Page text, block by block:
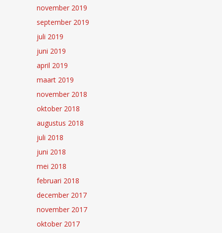
november 2019
september 2019
juli 2019
juni 2019
april 2019
maart 2019
november 2018
oktober 2018
augustus 2018
juli 2018
juni 2018
mei 2018
februari 2018
december 2017
november 2017
oktober 2017